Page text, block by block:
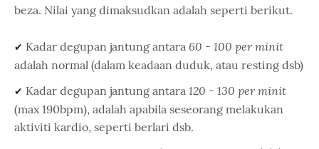
beza. Nilai yang dimaksudkan adalah seperti berikut.
✔ Kadar degupan jantung antara 60 - 100 per minit
adalah normal (dalam keadaan duduk, atau resting dsb)
✔ Kadar degupan jantung antara 120 - 130 per minit
(max 190bpm), adalah apabila seseorang melakukan
aktiviti kardio, seperti berlari dsb.